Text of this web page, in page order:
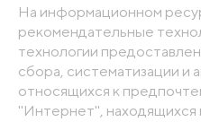
На информационном
рекомендательные
технологии
сбора, систематизации и
относящихся к
"Интернет", находящихся